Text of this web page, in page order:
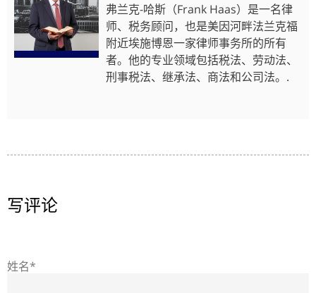
弗兰克-哈斯（Frank Haas）是一名律
师、税务顾问，也是美因河畔法兰克福
附近埃施博恩一家律师事务所的所有
者。他的专业领域包括税法、劳动法、
刑事税法、继承法、商法和公司法。.
写评论
姓名*